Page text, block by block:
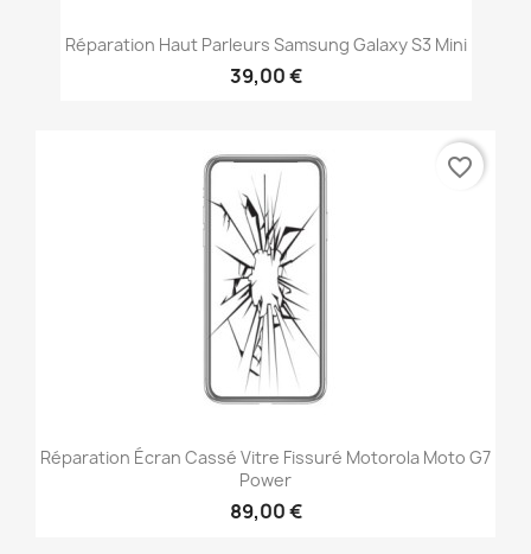
Réparation Haut Parleurs Samsung Galaxy S3 Mini
39,00 €
Réparation Écran Cassé Vitre Fissuré Motorola Moto G7
Power
89,00 €
favorite_border